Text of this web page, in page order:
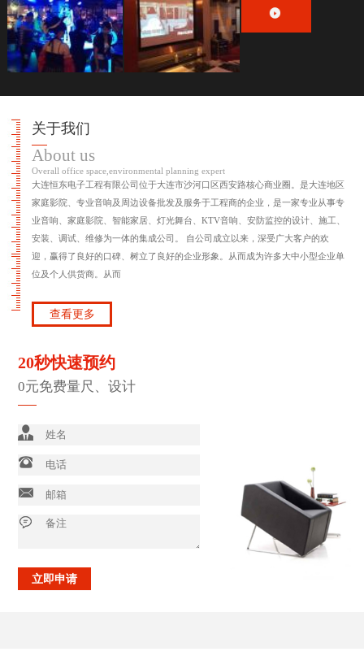
关于我们
About us
Overall office space,environmental planning expert
大连恒东电子工程有限公司位于大连市沙河口区西安路核心商业圈。是大连地区
家庭影院、专业音响及周边设备批发及服务于工程商的企业，是一家专业从事专
业音响、家庭影院、智能家居、灯光舞台、KTV音响、安防监控的设计、施工、
安装、调试、维修为一体的集成公司。 自公司成立以来，深受广大客户的欢
迎，赢得了良好的口碑、树立了良好的企业形象。从而成为许多大中小型企业单
位及个人供货商。从而
查看更多
20秒快速预约
0元免费量尺、设计